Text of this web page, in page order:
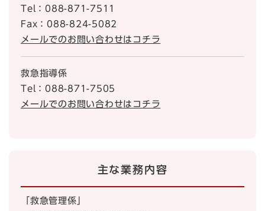
Tel：088-871-7511
Fax：088-824-5082
メールでのお問い合わせはコチラ
救急指導係
Tel：088-871-7505
メールでのお問い合わせはコチラ
主な業務内容
「救急管理係」